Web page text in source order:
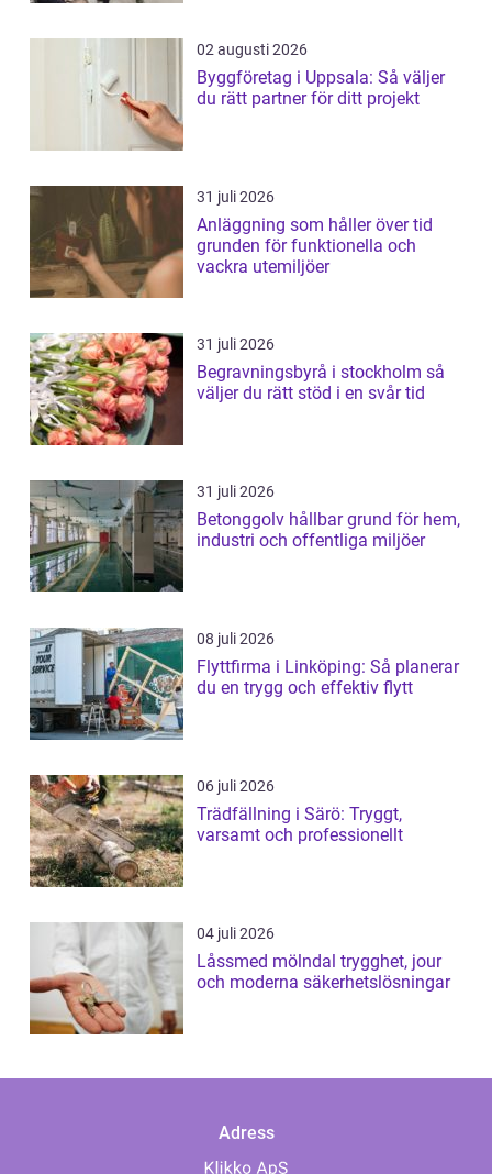
02 augusti 2026
Byggföretag i Uppsala: Så väljer
du rätt partner för ditt projekt
31 juli 2026
Anläggning som håller över tid
grunden för funktionella och
vackra utemiljöer
31 juli 2026
Begravningsbyrå i stockholm så
väljer du rätt stöd i en svår tid
31 juli 2026
Betonggolv hållbar grund för hem,
industri och offentliga miljöer
08 juli 2026
Flyttfirma i Linköping: Så planerar
du en trygg och effektiv flytt
06 juli 2026
Trädfällning i Särö: Tryggt,
varsamt och professionellt
04 juli 2026
Låssmed mölndal trygghet, jour
och moderna säkerhetslösningar
Adress